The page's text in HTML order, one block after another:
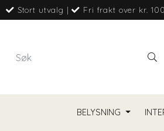
Stort utvalg | Fri frakt over kr.
BELYSNING